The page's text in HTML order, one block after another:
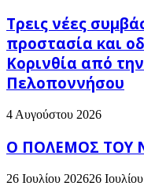
Τρεις νέες
προστασία και
Κορινθία από
Πελοποννήσου
4 Αυγούστου 2026
Ο ΠΟΛΕΜΟΣ ΤΟΥ
26 Ιουλίου 202626